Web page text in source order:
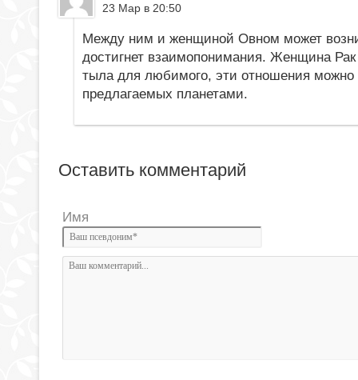
23 Мар в 20:50
Между ним и женщиной Овном может
достигнет взаимопонимания. Женщина Рак
тыла для любимого, эти отношения
предлагаемых планетами.
Оставить комментарий
Имя